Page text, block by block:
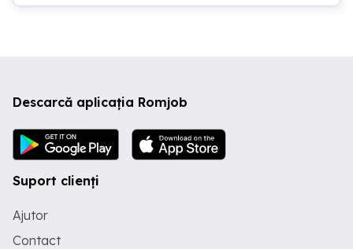
Buldoexcavator)** 3. **Șofer
operarea și întreținerea utilajelor precum
buldoexcavatoare. Responsabil de
operarea sigură și eficientă a utilajelor în
șantier. - **Șofer Categoria C+E**:
Descarcă aplicația Romjob
Suport clienți
Ajutor
Contact